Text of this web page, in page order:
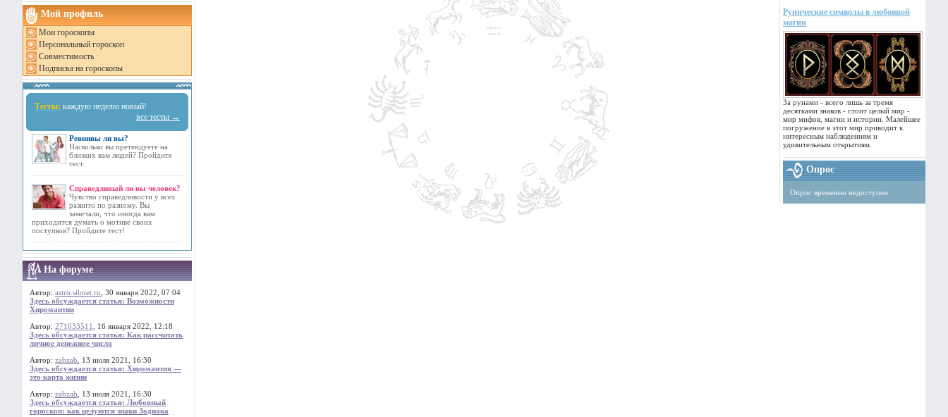
Мой профиль
Мои гороскопы
Персональный гороскоп
Совместимость
Подписка на гороскопы
Тесты: каждую неделю новый!
все тесты →
Ревнивы ли вы?
Насколько вы претендуете на
близких вам людей? Пройдите
тест.
Справедливый ли вы человек?
Чувство справедливости у всех
развито по разному. Вы
замечали, что иногда вам
приходится думать о мотиве своих
поступков? Пройдите тест!
На форуме
Автор: astro.sibnet.ru , 30 января 2022, 07:04
Здесь обсуждается статья: Возможности
Хиромантии
Автор: 271033511
, 16 января 2022, 12:18
Здесь обсуждается статья: Как рассчитать
личное денежное число
Автор: zabzab , 13 июля 2021, 16:30
Здесь обсуждается статья: Хиромантия —
это карта жизни
Автор: zabzab , 13 июля 2021, 16:30
Здесь обсуждается статья: Любовный
гороскоп: как целуются знаки Зодиака
Рунические символы в любовной
магии
За рунами - всего лишь за тремя
десятками знаков - стоит целый мир -
мир мифов, магии и истории. Малейшее
погружение в этот мир приводит к
интересным наблюдениям и
удивительным открытиям.
Опрос
Опрос временно недоступен.